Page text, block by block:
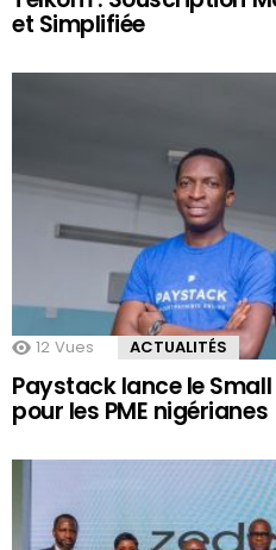
et Simplifiée
12 Vues ACTUALITÉS
Paystack lance le
pour les PME nigérianes